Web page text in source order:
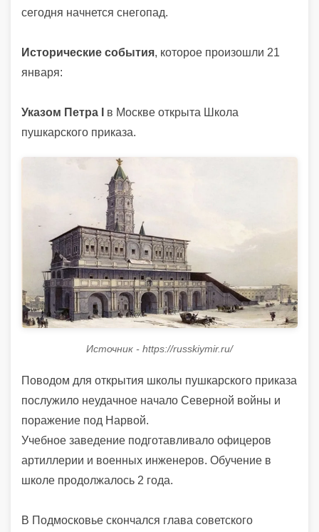
сегодня начнется снегопад.
Исторические события, которое произошли 21
января:
Указом Петра I
в Москве открыта Школа
пушкарского приказа.
Источник - https://russkiymir.ru/
Поводом для открытия школы пушкарского приказа
послужило неудачное начало Северной войны и
поражение под Нарвой.
Учебное заведение подготавливало офицеров
артиллерии и военных инженеров. Обучение в
школе продолжалось 2 года.
В Подмосковье скончался глава советского